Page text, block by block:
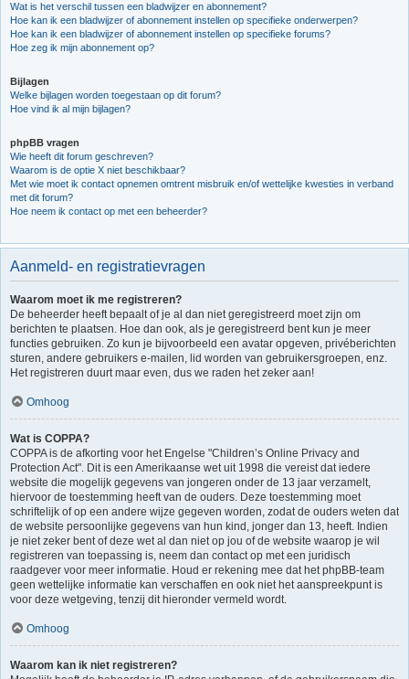
Wat is het verschil tussen een bladwijzer en abonnement?
Hoe kan ik een bladwijzer of abonnement instellen op specifieke onderwerpen?
Hoe kan ik een bladwijzer of abonnement instellen op specifieke forums?
Hoe zeg ik mijn abonnement op?
Bijlagen
Welke bijlagen worden toegestaan op dit forum?
Hoe vind ik al mijn bijlagen?
phpBB vragen
Wie heeft dit forum geschreven?
Waarom is de optie X niet beschikbaar?
Met wie moet ik contact opnemen omtrent misbruik en/of wettelijke kwesties in verband
met dit forum?
Hoe neem ik contact op met een beheerder?
Aanmeld- en registratievragen
Waarom moet ik me registreren?
De beheerder heeft bepaalt of je al dan niet geregistreerd moet zijn om
berichten te plaatsen. Hoe dan ook, als je geregistreerd bent kun je meer
functies gebruiken. Zo kun je bijvoorbeeld een avatar opgeven, privéberichten
sturen, andere gebruikers e-mailen, lid worden van gebruikersgroepen, enz.
Het registreren duurt maar even, dus we raden het zeker aan!
Omhoog
Wat is COPPA?
COPPA is de afkorting voor het Engelse "Children’s Online Privacy and
Protection Act". Dit is een Amerikaanse wet uit 1998 die vereist dat iedere
website die mogelijk gegevens van jongeren onder de 13 jaar verzamelt,
hiervoor de toestemming heeft van de ouders. Deze toestemming moet
schriftelijk of op een andere wijze gegeven worden, zodat de ouders weten dat
de website persoonlijke gegevens van hun kind, jonger dan 13, heeft. Indien
je niet zeker bent of deze wet al dan niet op jou of de website waarop je wil
registreren van toepassing is, neem dan contact op met een juridisch
raadgever voor meer informatie. Houd er rekening mee dat het phpBB-team
geen wettelijke informatie kan verschaffen en ook niet het aanspreekpunt is
voor deze wetgeving, tenzij dit hieronder vermeld wordt.
Omhoog
Waarom kan ik niet registreren?